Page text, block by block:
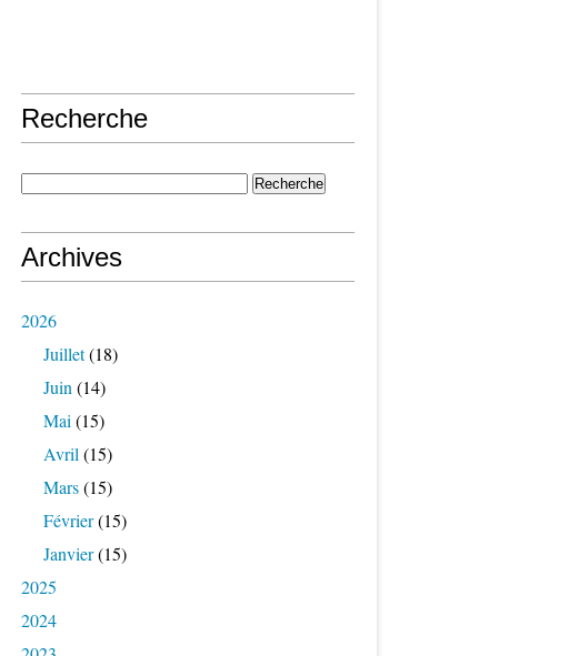
Recherche
Archives
2026
Juillet(18)
Juin (14)
Mai (15)
Avril (15)
Mars(15)
Février(15)
Janvier(15)
2025
2024